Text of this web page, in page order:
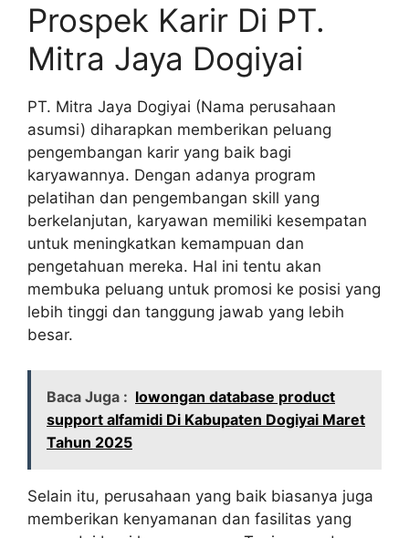
Prospek Karir Di PT.
Mitra Jaya Dogiyai
PT. Mitra Jaya Dogiyai (Nama perusahaan
asumsi) diharapkan memberikan peluang
pengembangan karir yang baik bagi
karyawannya. Dengan adanya program
pelatihan dan pengembangan skill yang
berkelanjutan, karyawan memiliki kesempatan
untuk meningkatkan kemampuan dan
pengetahuan mereka. Hal ini tentu akan
membuka peluang untuk promosi ke posisi yang
lebih tinggi dan tanggung jawab yang lebih
besar.
Baca Juga : lowongan database product
support alfamidi Di Kabupaten Dogiyai Maret
Tahun 2025
Selain itu, perusahaan yang baik biasanya juga
memberikan kenyamanan dan fasilitas yang